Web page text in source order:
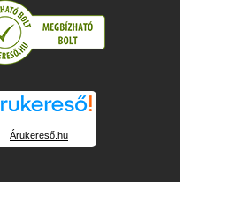
Árukereső.hu